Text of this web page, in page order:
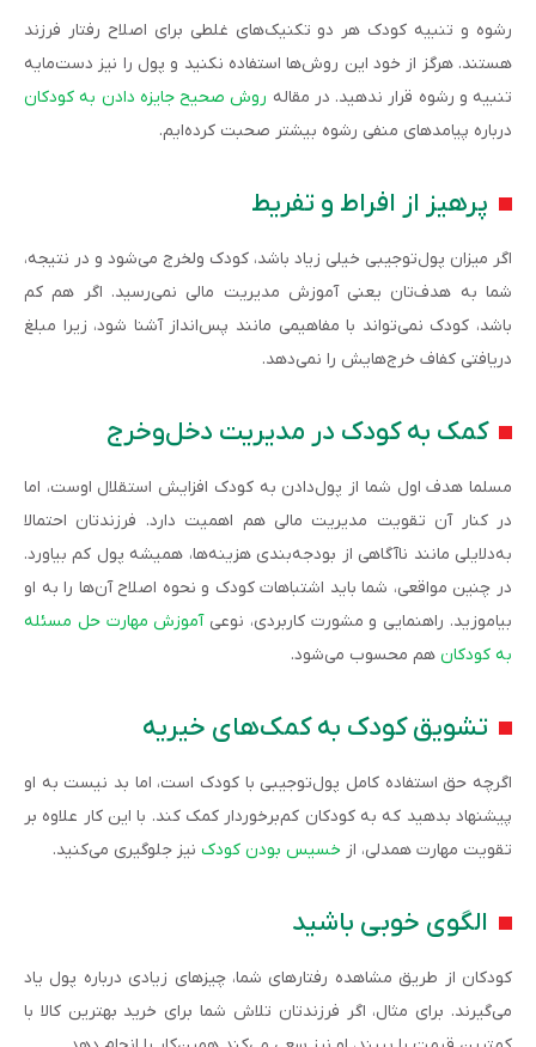
رشوه و تنبیه کودک هر دو تکنیک‌های غلطی برای اصلاح رفتار فرزند
هستند. هرگز از خود این روش‌ها استفاده نکنید و پول را نیز دست‌مایه
تنبیه و رشوه قرار ندهید. در مقاله روش صحیح جایزه دادن به کودکان
درباره پیامدهای منفی رشوه بیشتر صحبت کرده‌ایم.
پرهیز از افراط و تفریط
اگر میزان پول‌توجیبی خیلی زیاد باشد، کودک ولخرج می‌شود و در نتیجه،
شما به هدف‌تان یعنی آموزش مدیریت مالی نمی‌رسید. اگر هم کم
باشد، کودک نمی‌تواند با مفاهیمی مانند پس‌انداز آشنا شود، زیرا مبلغ
دریافتی کفاف خرج‌هایش را نمی‌دهد.
کمک به کودک در مدیریت دخل‌وخرج
مسلما هدف اول شما از پول‌دادن به کودک افزایش استقلال اوست، اما
در کنار آن تقویت مدیریت مالی هم اهمیت دارد. فرزندتان احتمالا
به‌دلایلی مانند ناآگاهی از بودجه‌بندی هزینه‌ها، همیشه پول کم بیاورد.
در چنین مواقعی، شما باید اشتباهات کودک و نحوه اصلاح آن‌ها را به او
بیاموزید. راهنمایی و مشورت کاربردی، نوعیآموزش مهارت حل مسئله
به کودکان هم محسوب می‌شود.
تشویق کودک به کمک‌های خیریه
اگرچه حق استفاده کامل پول‌توجیبی با کودک است، اما بد نیست به او
پیشنهاد بدهید که به کودکان کم‌برخوردار کمک کند. با این کار علاوه بر
تقویت مهارت همدلی، از خسیس بودن کودک نیز جلوگیری می‌کنید.
الگوی خوبی باشید
کودکان از طریق مشاهده رفتارهای شما، چیزهای زیادی درباره پول یاد
می‌گیرند. برای مثال، اگر فرزندتان تلاش شما برای خرید بهترین کالا با